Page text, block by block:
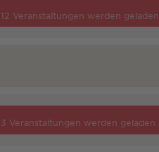
12 Veranstaltungen werden geladen
3 Veranstaltungen werden geladen